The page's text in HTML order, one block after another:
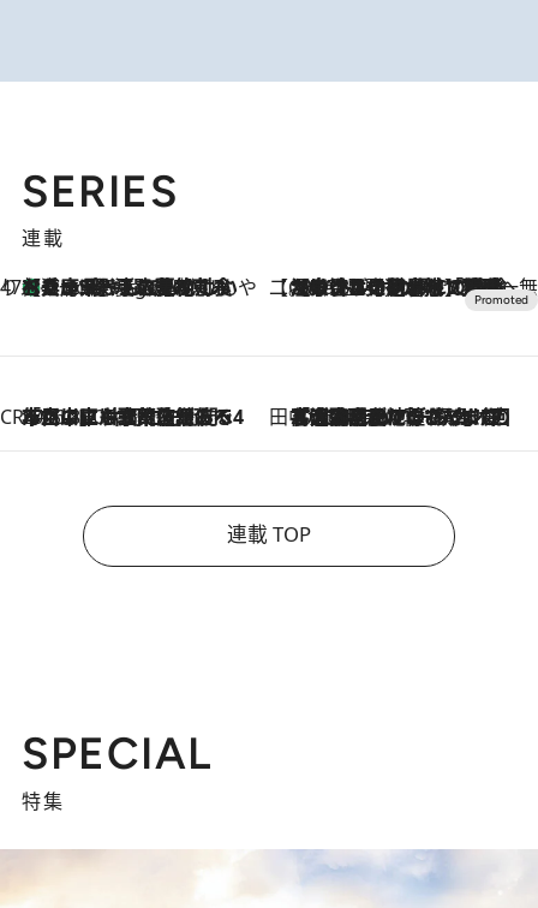
SERIES
連載
47都道府県の手みやげ ひんやりスイーツで夏を満喫
6 Hours Ago
【兵庫県】この夏絶対食べたい 冷やしておいしいおやつ3選 淡路島の恵みをジェラートに集約 【CREA×星野リゾート】唯一無二。癒しと発見が待つ場所へ
2026.8.7
【トンボの足水浴】ヒノキの香りに包まれて涼感マックス！約13℃の湧水かけ流しを避暑地「星野温泉 トンボの湯」で体験
CREA'S CHOICE
2026.8.7
「立川にも歌舞伎があるんだよ」 片岡仁左衛門・市川中車ら豪華座組みで4年目の立川立飛歌舞伎へ 田中稲の勝手に再ブーム
2026.8.7
「湘南乃風に憧れて」観客大盛上がりの“タオル回し”に、ラッパー顔負けの高速歌唱まで…さだまさし（74）のアグレッシブすぎる現在地
連載 TOP
SPECIAL
特集